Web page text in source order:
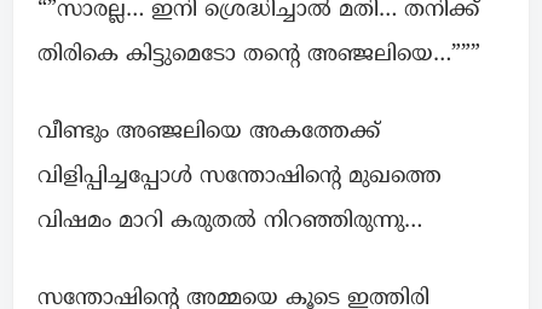
“”സാരല്ല… ഇനി ശ്രെദ്ധിച്ചാൽ മതി… തനിക്ക്
തിരികെ കിട്ടുമെടോ തന്റെ അഞ്ജലിയെ…”””
വീണ്ടും അഞ്ജലിയെ അകത്തേക്ക്
വിളിപ്പിച്ചപ്പോൾ സന്തോഷിന്റെ മുഖത്തെ
വിഷമം മാറി കരുതൽ നിറഞ്ഞിരുന്നു…
സന്തോഷിന്റെ അമ്മയെ കൂടെ ഇത്തിരി